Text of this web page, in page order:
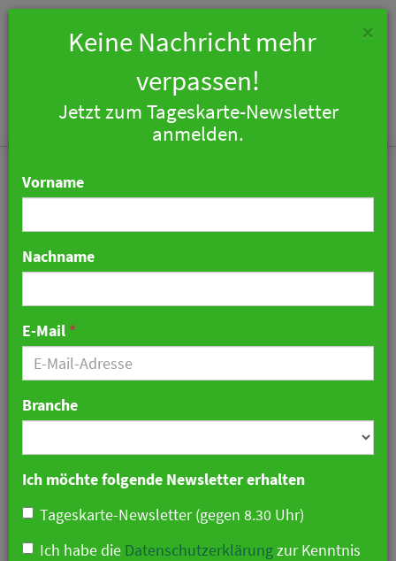
Umfrage zu Verhalten an
Bord: Flugetikette ist eine
Frage des Alters
×
Keine Nachricht mehr
verpassen!
Jetzt zum Tageskarte-Newsletter
anmelden.
Vorname
Nachname
E-Mail *
Branche
Ich möchte folgende Newsletter erhalten
Tageskarte-Newsletter (gegen 8.30 Uhr)
Ich habe die Datenschutzerklärungzur Kenntnis